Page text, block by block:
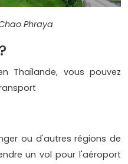
Phraya
Thaïlande, vous pouvez
ou d'autres régions de
un vol pour l'aéroport